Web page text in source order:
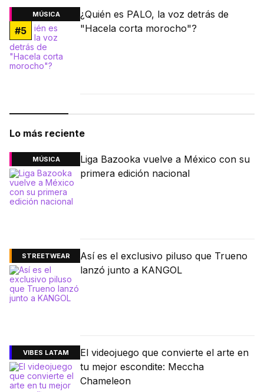
MÚSICA
#5
¿Quién es PALO, la voz detrás de
"Hacela corta morocho"?
Lo más reciente
MÚSICA
Liga Bazooka vuelve a México con su
primera edición nacional
STREETWEAR
Así es el exclusivo piluso que Trueno
lanzó junto a KANGOL
VIBES LATAM
El videojuego que convierte el arte en
tu mejor escondite: Meccha
Chameleon